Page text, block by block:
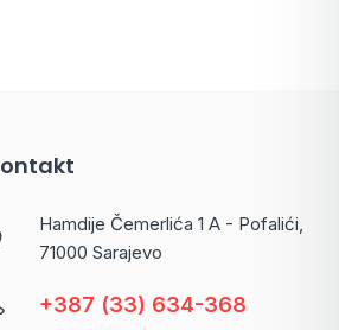
Hamdije Čemerlića 1 A - Pofalići,
71000 Sarajevo
+387 (33) 634-368